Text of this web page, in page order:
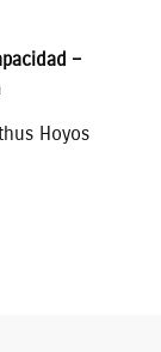
–
Hoyos